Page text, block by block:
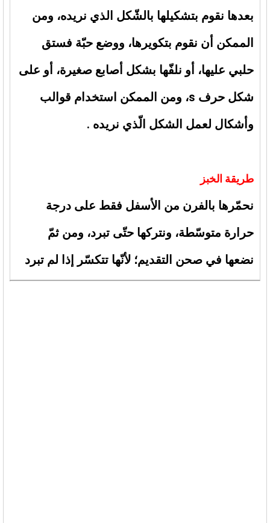
بعدها نقوم بتشكيلها بالشّكل الذي نريده، ومن
الممكن أن نقوم بتكويرها، ووضع حبّة فستق
حلبي عليها، أو نلفّها بشكل أصابع صغيرة، أو على
شكل حرف s، ومن الممكن استخدام قوالب
وأشكال لعمل الشكل الّذي نريده .
طريقة الخبز
نحمّرها بالفرن من الأسفل فقط على درجة
حرارة متوسّطة، ونتركها حتّى تبرد، ومن ثمّ
نضعها في صحن التقديم؛ لأنّها تتكسّر إذا لم تبرد